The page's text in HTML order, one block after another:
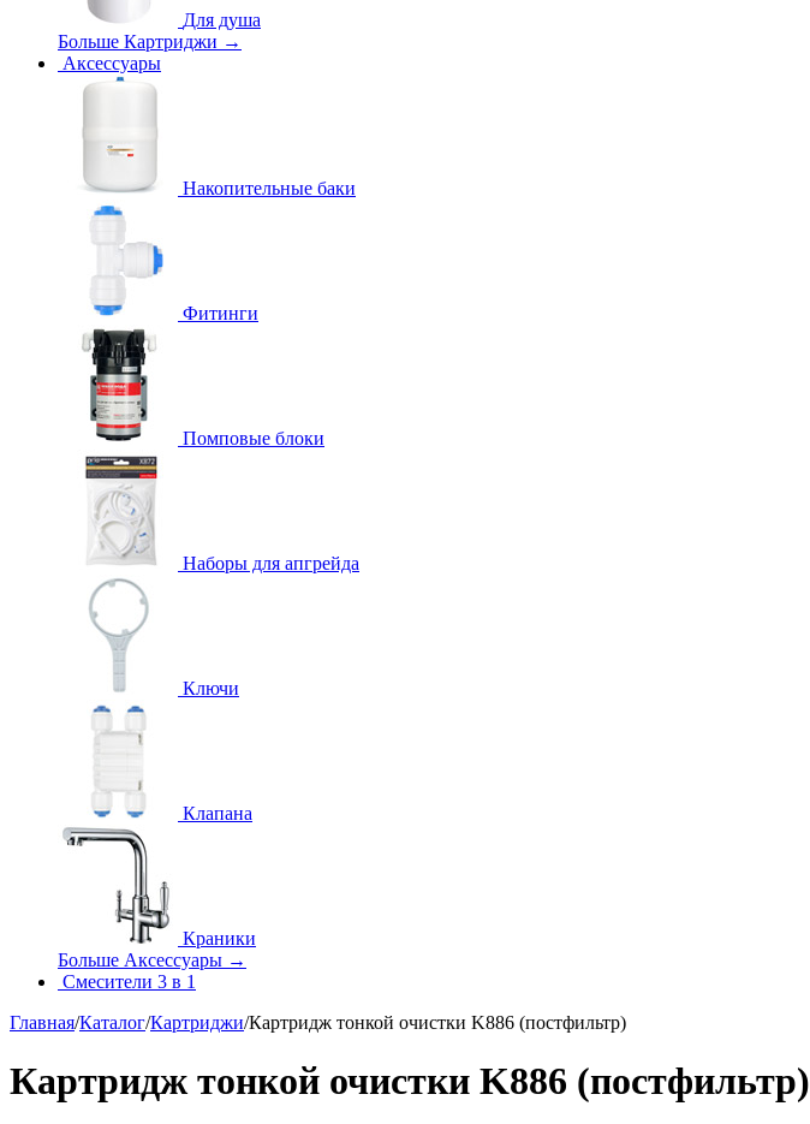
Для душа
Больше Картриджи →
Аксессуары
Накопительные баки
Фитинги
Помповые блоки
Наборы для апгрейда
Ключи
Клапана
Краники
Больше Аксессуары →
Смесители 3 в 1
Главная/Каталог/Картриджи/Картридж тонкой очистки K886 (постфильтр)
Картридж тонкой очистки K886 (постфильтр)